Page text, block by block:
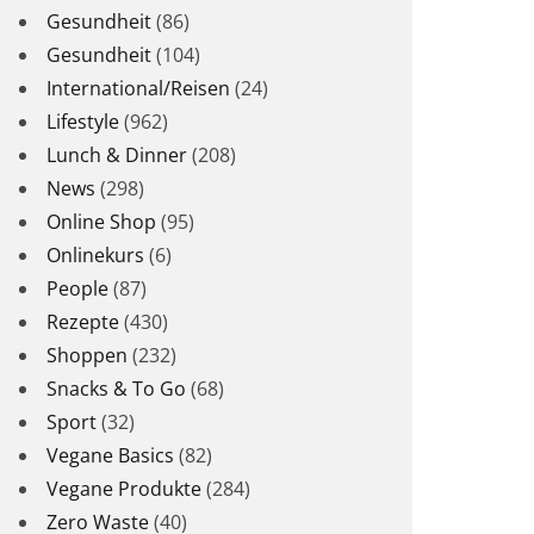
Gesundheit(86)
Gesundheit(104)
International/Reisen (24)
Lifestyle(962)
Lunch & Dinner(208)
News (298)
Online Shop (95)
Onlinekurs (6)
People(87)
Rezepte(430)
Shoppen (232)
Snacks & To Go (68)
Sport(32)
Vegane Basics (82)
Vegane Produkte(284)
Zero Waste(40)